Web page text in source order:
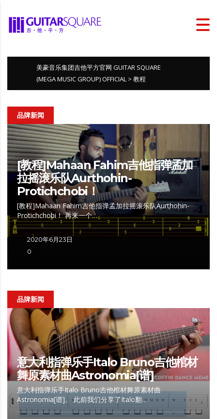
美豪音乐集团吉他平方官网 GUITAR SQUARE
(MEGA MUSIC GROUP) OFFICIAL > 教程
品牌新闻
[教程]Mahaan Fahim吉他指弹孟加
拉摇滚乐队Aurthohin-
Protichchobi！
[教程]Mahaan Fahim吉他指弹孟加拉摇滚乐队Aurthohin-
Protichchobi！ 再来一个…
2020年6月23日
0
品牌新闻
意大利指弹乐手Italo Bruno吉他棺材
舞原素材曲Astronomia[谱]
意大利指弹乐手Italo Bruno吉他棺材舞原素材曲
Astronomia[谱]。 此前我们分享了Italo翻…